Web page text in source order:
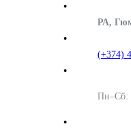
РА,
(+374)
Пн–Сб: